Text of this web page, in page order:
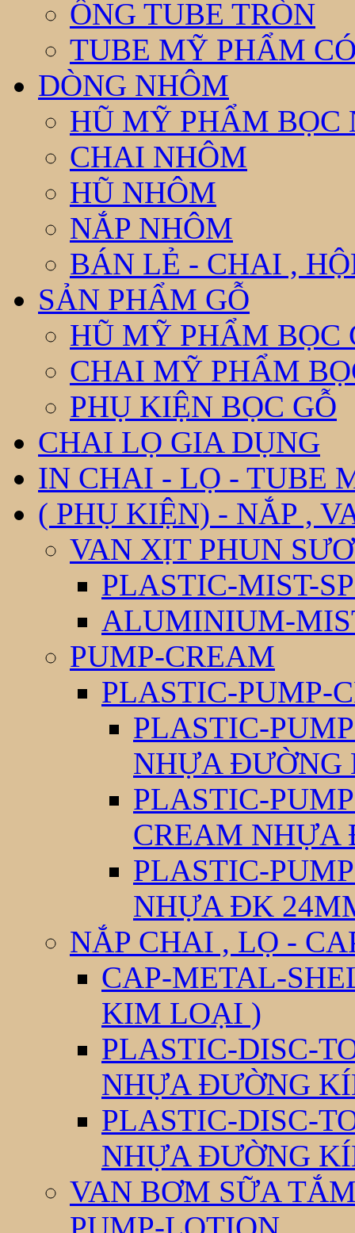
ỐNG TUBE TRÒN
TUBE MỸ PHẨM
DÒNG NHÔM
HŨ MỸ PHẨM BỌC
CHAI NHÔM
HŨ NHÔM
NẮP NHÔM
BÁN LẺ - CHAI ,
SẢN PHẨM GỖ
HŨ MỸ PHẨM BỌC
CHAI MỸ PHẨM
PHỤ KIỆN BỌC GỖ
CHAI LỌ GIA DỤNG
IN CHAI - LỌ - TUBE
( PHỤ KIỆN) - NẮP ,
VAN XỊT PHUN
PLASTIC-MIST-
ALUMINIUM-
PUMP-CREAM
PLASTIC-PUMP-
PLASTIC-
NHỰA ĐƯỜNG
PLASTIC-
CREAM NHỰA
PLASTIC-
NHỰA ĐK
NẮP CHAI , LỌ -
CAP-METAL-
KIM LOẠI )
PLASTIC-DISC-
NHỰA ĐƯỜNG
PLASTIC-DISC-
NHỰA ĐƯỜNG
VAN BƠM SỮA